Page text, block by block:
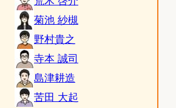
菊池 紗槻
野村貴之
寺本 誠司
島津耕造
苦田 大起